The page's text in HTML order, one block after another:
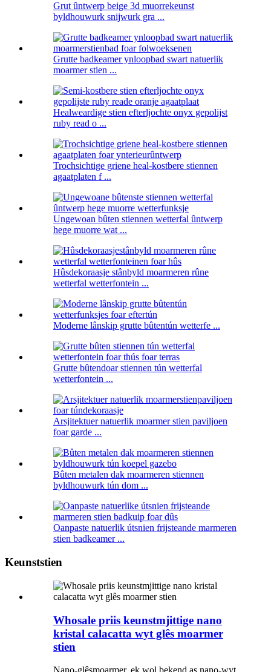
Grut ûntwerp beige 3d muorrekeunst
byldhouwurk snijwurk gra ...
Grutte badkeamer ynloopbad swart natuerlik
moarmer stien ...
Healweardige stien efterljochte onyx gepolijst
ruby ​​read o ...
Trochsichtige griene heal-kostbere stiennen
agaatplaten f ...
Ungewoan bûten stiennen wetterfal ûntwerp
hege muorre wat ...
Hûsdekoraasje stânbyld moarmeren rûne
wetterfal wetterfontein ...
Moderne lânskip grutte bûtentún wetterfe ...
Grutte bûtendoar stiennen tún wetterfal
wetterfontein ...
Arsjitektuer natuerlik moarmer stien paviljoen
foar garde ...
Bûten metalen dak moarmeren stiennen
byldhouwurk tún dom ...
Oanpaste natuerlik útsnien frijsteande marmeren
stien badkeamer ...
Keunststien
Whosale priis keunstmjittige nano
kristal calacatta wyt glês moarmer
stien